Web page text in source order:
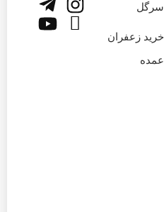
سرگل
خرید زعفران
عمده